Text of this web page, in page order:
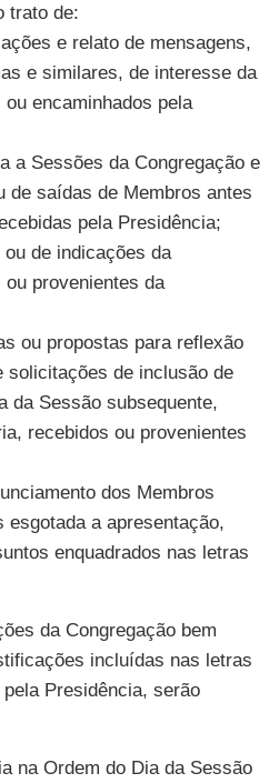
trato de:
e relato de mensagens,
e similares, de interesse da
encaminhados pela
a Sessões da Congregação e
de saídas de Membros antes
pela Presidência;
de indicações da
provenientes da
ou propostas para reflexão
solicitações de inclusão de
da Sessão subsequente,
recebidos ou provenientes
dos Membros
a apresentação,
enquadrados nas letras
da Congregação bem
incluídas nas letras
pela Presidência, serão
na Ordem do Dia da Sessão